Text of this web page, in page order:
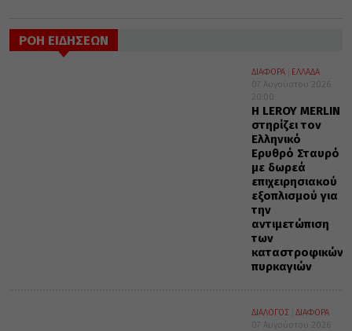
ΡΟΗ ΕΙΔΗΣΕΩΝ
ΔΙΑΦΟΡΑ
ΕΛΛΑΔΑ
07 Αυγούστου 2026
20:00
Η LEROY MERLIN
στηρίζει τον
Ελληνικό
Ερυθρό Σταυρό
με δωρεά
επιχειρησιακού
εξοπλισμού για
την
αντιμετώπιση
των
καταστροφικών
πυρκαγιών
ΔΙΑΛΟΓΟΣ
ΔΙΑΦΟΡΑ
07 Αυγούστου 2026